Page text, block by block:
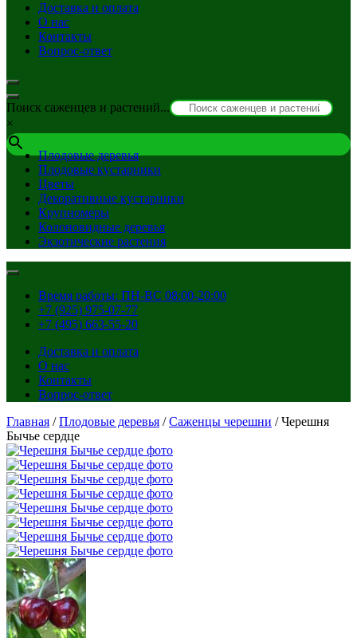
Доставка и оплата
О нас
Контакты
Вопрос-ответ
Поиск саженцев и растений...
×
Плодовые деревья
Плодовые кустарники
Цветы
Декоративные кустарники
Крупномеры
Колоновидные деревья
Экзотические растения
Время работы: ПН-ВС 08:00-20:00
+7 (925) 975-07-77
+7 (495) 663-55-20
Доставка и оплата
О нас
Контакты
Вопрос-ответ
Главная /Плодовые деревья /Саженцы черешни / Черешня
Бычье сердце